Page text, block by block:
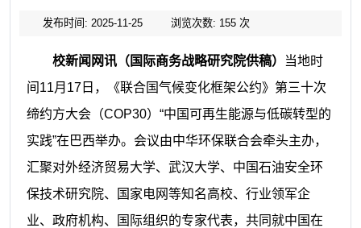
发布时间: 2025-11-25 浏览次数: 155次
校新闻网讯（国际商务战略研究院供稿）
当地时
间11月17日，《联合国气候变化框架公约》第三十次
缔约方大会（COP30）“中国可再生能源与低碳转型的
实践”在巴西举办。会议由中华环保联合会牵头主办，
汇聚对外经济贸易大学、武汉大学、中国石油安全环
保技术研究院、国家电网等知名高校、行业领军企
业、政府机构、国际组织的专家代表，共同就中国在